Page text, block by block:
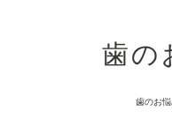
歯の
歯のお